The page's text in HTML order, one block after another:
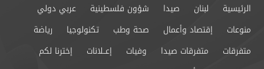
الرئيسية لبنان صيدا شؤون فلسطينية
عربي دولي
منوعات
إقتصاد وأعمال صحة وطب تكنولوجيا
رياضة
متفرقات
متفرقات صيدا وفيات إعــلانات
إخترنا لكم